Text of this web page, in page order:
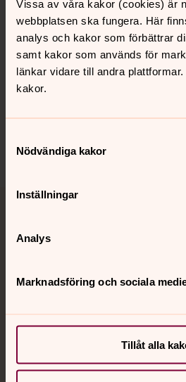
Vissa av våra kakor (cookies) är
webbplatsen ska fungera. Här
analys och kakor som förbättrar
samt kakor som används för
länkar vidare till andra
kakor.
Nödvändiga kakor
Inställningar
Analys
Marknadsföring och sociala
Tillåt alla
Kalender
Hitta snabbt
Akut samtals- och krisstöd.
Digitalt brev